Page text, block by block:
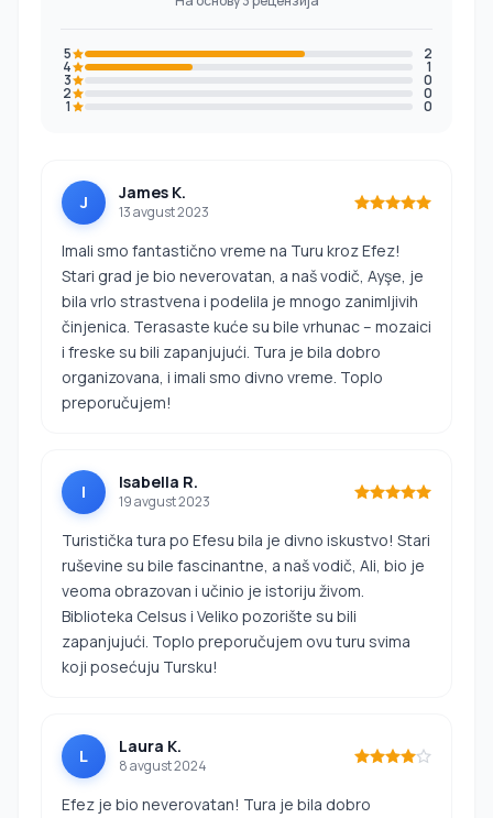
5 2
4 1
3 0
2 0
1 0
J James K.
13 avgust 2023
Imali smo fantastično vreme na Turu kroz Efez!
Stari grad je bio neverovatan, a naš vodič, Ayşe, je
bila vrlo strastvena i podelila je mnogo zanimljivih
činjenica. Terasaste kuće su bile vrhunac – mozaici
i freske su bili zapanjujući. Tura je bila dobro
organizovana, i imali smo divno vreme. Toplo
preporučujem!
I Isabella R.
19 avgust 2023
Turistička tura po Efesu bila je divno iskustvo! Stari
ruševine su bile fascinantne, a naš vodič, Ali, bio je
veoma obrazovan i učinio je istoriju živom.
Biblioteka Celsus i Veliko pozorište su bili
zapanjujući. Toplo preporučujem ovu turu svima
koji posećuju Tursku!
L Laura K.
8 avgust 2024
Efez je bio neverovatan! Tura je bila dobro